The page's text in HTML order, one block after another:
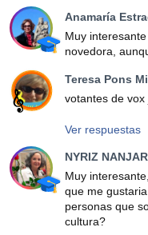
Anamaría
Muy
novedora,
Teresa Pons
votantes de vox
Ver respuestas
NYRIZ
Muy
que me
personas que
cultura?